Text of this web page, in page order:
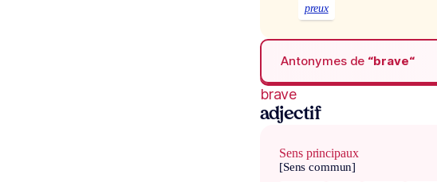
preux
Antonymes de “brave“
brave
adjectif
Sens principaux
[Sens commun]